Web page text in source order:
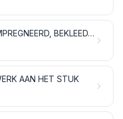
WEEFSELS, GEÏMPREGNEERD, BEKLEED, BEDEKT OF GELAMINEERD; TECHNISCHE ARTIKELEN VAN TEXTIELSTOFFEN
AAN HET STUK